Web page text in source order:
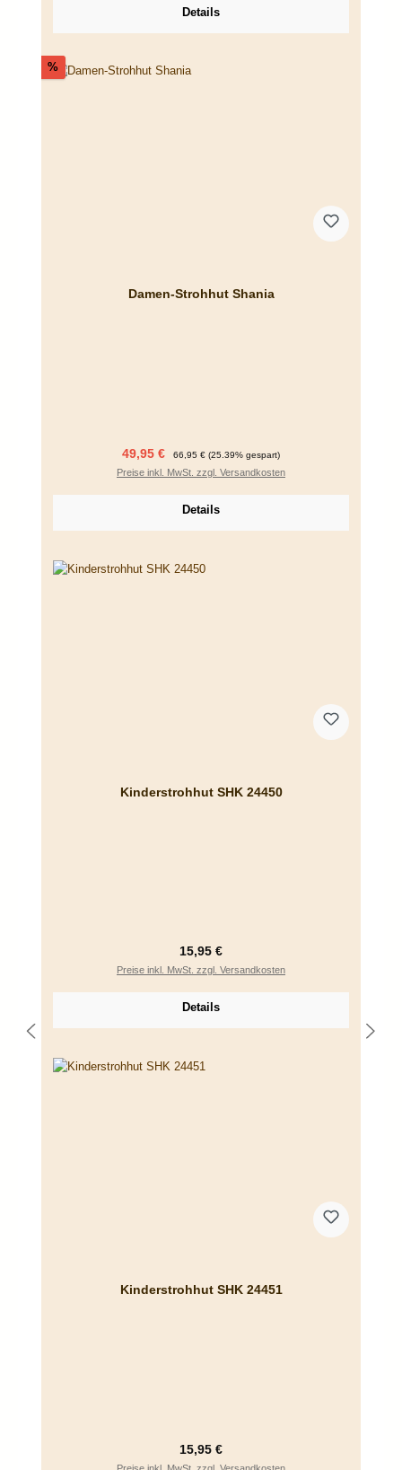
Details
%Rabatt
Damen-Strohhut Shania
Verkaufspreis:
49,95 € Regulärer Preis:
66,95 € (25.39% gespart)
Preise inkl. MwSt. zzgl. Versandkosten
Details
Kinderstrohhut SHK 24450
Regulärer Preis:
15,95 €
Preise inkl. MwSt. zzgl. Versandkosten
Details
Kinderstrohhut SHK 24451
Regulärer Preis:
15,95 €